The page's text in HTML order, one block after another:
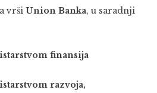
vrši Union Banka, u saradnji
finansija
razvoja,